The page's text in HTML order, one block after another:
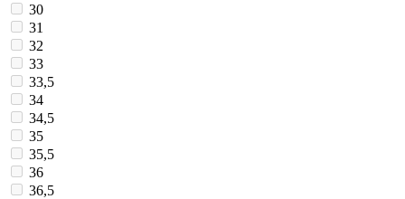
30
31
32
33
33,5
34
34,5
35
35,5
36
36,5